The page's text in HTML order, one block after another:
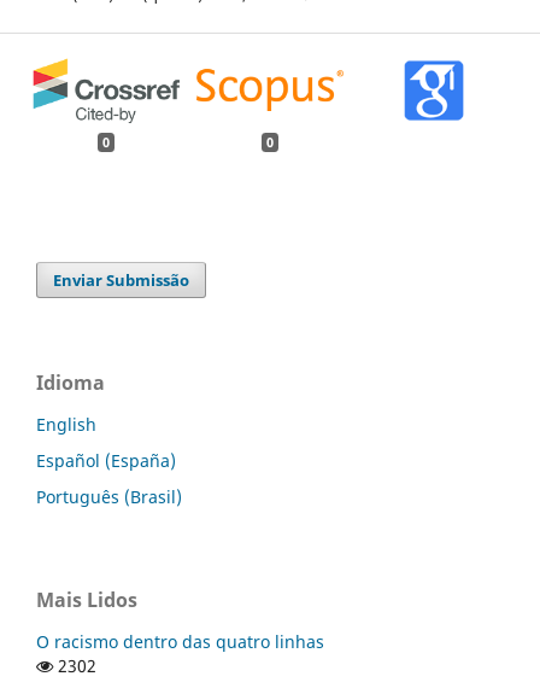
0 0
Enviar Submissão
Idioma
English
Español (España)
Português (Brasil)
Mais Lidos
O racismo dentro das quatro linhas
2302